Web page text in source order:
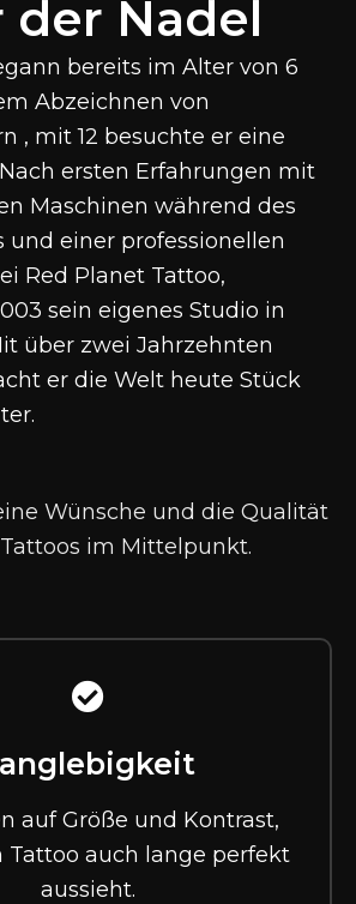
der Nadel
bereits im Alter von 6
Abzeichnen von
, mit 12 besuchte er eine
Nach ersten Erfahrungen mit
Maschinen während des
und einer professionellen
Red Planet Tattoo,
sein eigenes Studio in
über zwei Jahrzehnten
er die Welt heute Stück
.
Wünsche und die Qualität
im Mittelpunkt.
auf Größe und Kontrast,
auch lange perfekt
aussieht.